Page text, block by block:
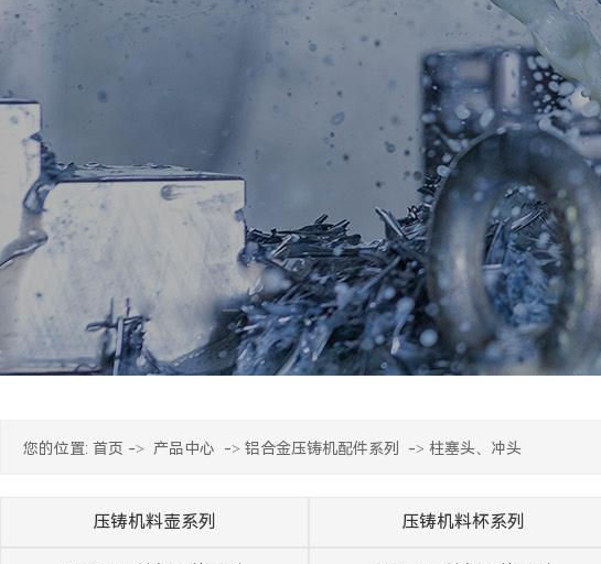
您的位置: 首页 -> 产品中心 -> 铝合金压铸机配件系列 -> 柱塞头、冲头
压铸机料壶系列 压铸机料杯系列